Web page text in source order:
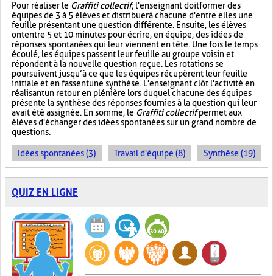
Pour réaliser le Graffiti collectif, l'enseignant doit former des
équipes de 3 à 5 élèves et distribuer à chacune d'entre elles une
feuille présentant une question différente. Ensuite, les élèves
ont entre 5 et 10 minutes pour écrire, en équipe, des idées de
réponses spontanées qui leur viennent en tête. Une fois le temps
écoulé, les équipes passent leur feuille au groupe voisin et
répondent à la nouvelle question reçue. Les rotations se
poursuivent jusqu’à ce que les équipes récupèrent leur feuille
initiale et en fassent une synthèse. L'enseignant clôt l'activité en
réalisant un retour en plénière lors duquel chacune des équipes
présente la synthèse des réponses fournies à la question qui leur
avait été assignée. En somme, le Graffiti collectifpermet aux
élèves d'échanger des idées spontanées sur un grand nombre de
questions.
Idées spontanées (3) Travail d'équipe (8) Synthèse (19)
QUIZ EN LIGNE